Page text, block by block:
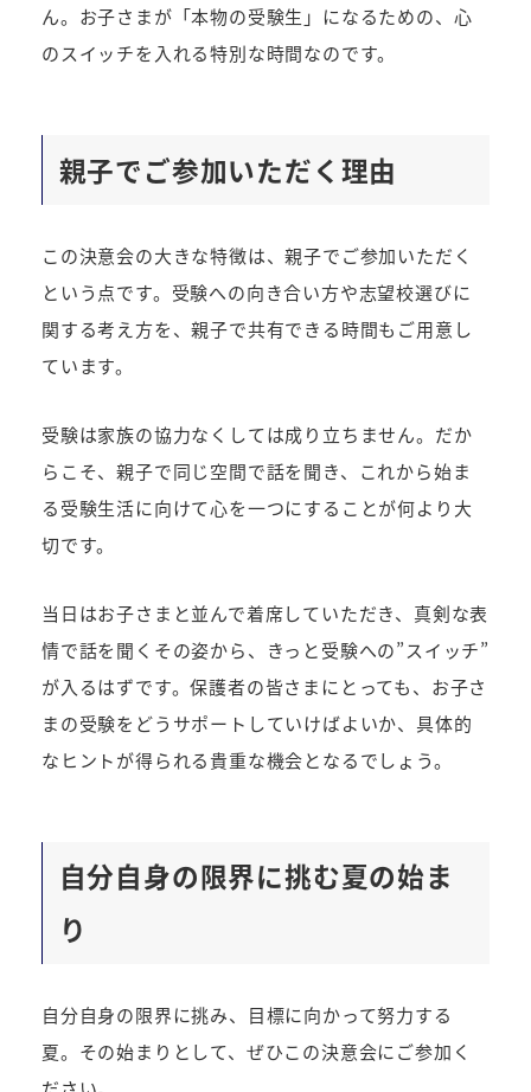
ん。お子さまが「本物の受験生」になるための、心
のスイッチを入れる特別な時間なのです。
親子でご参加いただく理由
この決意会の大きな特徴は、親子でご参加いただく
という点です。受験への向き合い方や志望校選びに
関する考え方を、親子で共有できる時間もご用意し
ています。
受験は家族の協力なくしては成り立ちません。だか
らこそ、親子で同じ空間で話を聞き、これから始ま
る受験生活に向けて心を一つにすることが何より大
切です。
当日はお子さまと並んで着席していただき、真剣な表
情で話を聞くその姿から、きっと受験への”スイッチ”
が入るはずです。保護者の皆さまにとっても、お子さ
まの受験をどうサポートしていけばよいか、具体的
なヒントが得られる貴重な機会となるでしょう。
自分自身の限界に挑む夏の始ま
り
自分自身の限界に挑み、目標に向かって努力する
夏。その始まりとして、ぜひこの決意会にご参加く